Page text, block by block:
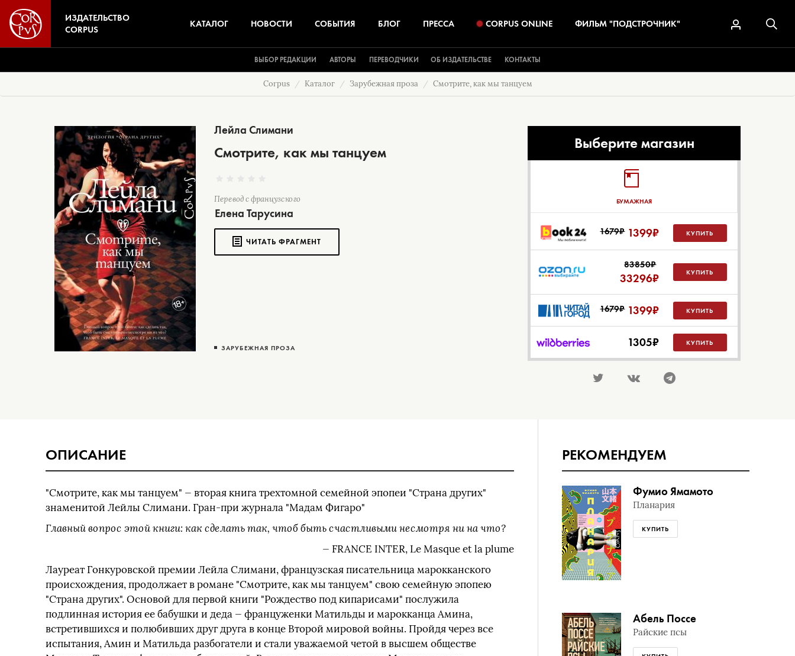
ИЗДАТЕЛЬСТВО
CORPUS
КАТАЛОГ НОВОСТИ СОБЫТИЯ БЛОГ ПРЕССА CORPUS ONLINE ФИЛЬМ "ПОДСТРОЧНИК"
ВЫБОР РЕДАКЦИИ АВТОРЫ ПЕРЕВОДЧИКИ ОБ ИЗДАТЕЛЬСТВЕ КОНТАКТЫ
Corpus Каталог Зарубежная проза Смотрите, как мы танцуем
Лейла Слимани
Смотрите, как мы танцуем
Перевод с французского
Елена Тарусина
ЧИТАТЬ ФРАГМЕНТ
ЗАРУБЕЖНАЯ ПРОЗА
Выберите магазин
БУМАЖНАЯ
1679₽ 1399₽ КУПИТЬ
83850₽
33296₽ КУПИТЬ
1679₽ 1399₽ КУПИТЬ
1305₽ КУПИТЬ
РЕКОМЕНДУЕМ
Фумио Ямамото
Планария
КУПИТЬ
Абель Поссе
Райские псы
ОПИСАНИЕ
"Смотрите, как мы танцуем" — вторая книга трехтомной семейной эпопеи "Страна других"
знаменитой Лейлы Слимани. Гран-при журнала "Мадам Фигаро"
Главный вопрос этой книги: как сделать так, чтоб быть счастливыми несмотря ни на что?
— FRANCE INTER, Le Masque et la plume
Лауреат Гонкуровской премии Лейла Слимани, французская писательница марокканского
происхождения, продолжает в романе "Смотрите, как мы танцуем" свою семейную эпопею
"Страна других". Основой для первой книги "Рождество под кипарисами" послужила
подлинная история ее бабушки и деда — француженки Матильды и марокканца Амина,
встретившихся и полюбивших друг друга в конце Второй мировой войны. Пройдя через все
испытания, Амин и Матильда разбогатели и стали уважаемой четой в высшем обществе